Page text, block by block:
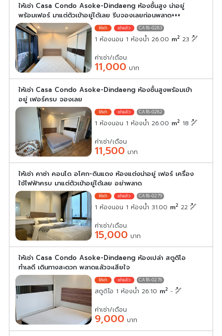
ให้เช่า Casa Condo Asoke-Dindaeng ห้องชั้นสูง น่าอยู่
พร้อมเฟอร์ มาแต่ตัวเข้าอยู่ได้เลย รีบจองเลยก่อนพลาด+++
CA18-0283
1 ห้องนอน 1 ห้องน้ำ 26.00 m2 23
ค่าเช่า/เดือน
11,000 บาท
ให้เช่า Casa Condo Asoke-Dindaeng ห้องชั้นสูงพร้อมเข้า
อยู่ เฟอร์ครบ จองเลย
CA18-0282
1 ห้องนอน 1 ห้องน้ำ 26.00 m2 18
ค่าเช่า/เดือน
11,500 บาท
ให้เช่า คาซ่า คอนโด อโศก-ดินแดง ห้องแต่งน่าอยู่ เฟอร์ เครื่อง
ใช้ไฟฟ้าครบ มาแต่ตัวเข้าอยู่ได้เลย อย่าพลาด
CA18-0279
1 ห้องนอน 1 ห้องน้ำ 31.00 m2 22
ค่าเช่า/เดือน
15,000 บาท
ให้เช่า Casa Condo Asoke-Dindaeng ห้องเปล่า สตูดิโอ
ทำเลดี เดินทางสะดวก พลาดแล้วจะเสียใจ
CA18-0278
สตูดิโอ 1 ห้องน้ำ 26.10 m2 -
ค่าเช่า/เดือน
9,000 บาท